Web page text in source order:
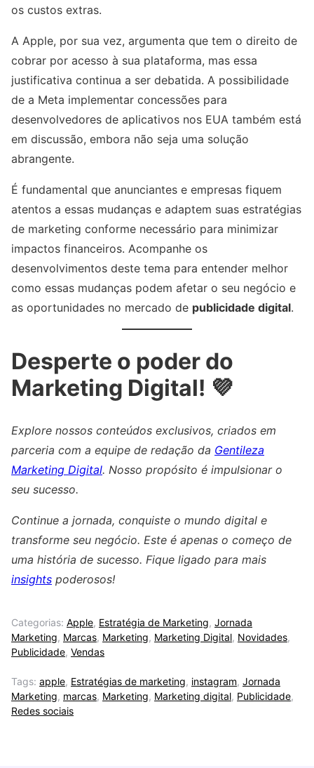
os custos extras.
A Apple, por sua vez, argumenta que tem o direito de
cobrar por acesso à sua plataforma, mas essa
justificativa continua a ser debatida. A possibilidade
de a Meta implementar concessões para
desenvolvedores de aplicativos nos EUA também está
em discussão, embora não seja uma solução
abrangente.
É fundamental que anunciantes e empresas fiquem
atentos a essas mudanças e adaptem suas estratégias
de marketing conforme necessário para minimizar
impactos financeiros. Acompanhe os
desenvolvimentos deste tema para entender melhor
como essas mudanças podem afetar o seu negócio e
as oportunidades no mercado de publicidade digital.
Desperte o poder do
Marketing Digital! 💜
Explore nossos conteúdos exclusivos, criados em
parceria com a equipe de redação da Gentileza
Marketing Digital. Nosso propósito é impulsionar o
seu sucesso.
Continue a jornada, conquiste o mundo digital e
transforme seu negócio. Este é apenas o começo de
uma história de sucesso. Fique ligado para mais
insights poderosos!
Categorias: Apple, Estratégia de Marketing, Jornada
Marketing, Marcas, Marketing, Marketing Digital, Novidades,
Publicidade, Vendas
Tags: apple, Estratégias de marketing, instagram, Jornada
Marketing, marcas, Marketing, Marketing digital, Publicidade,
Redes sociais